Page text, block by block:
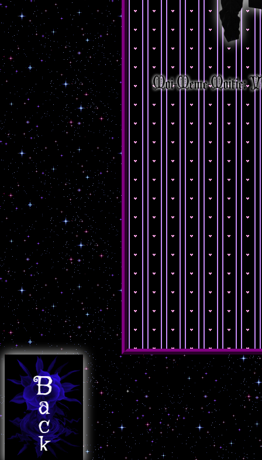
Moi-Meme-Moitie: